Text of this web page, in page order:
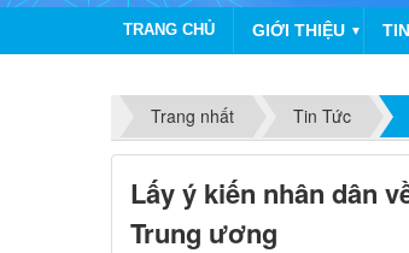
TRANG CHỦ GIỚI THIỆU ▼
Trang nhất
Tin Tức
Lấy ý kiến nhân dân
Trung ương